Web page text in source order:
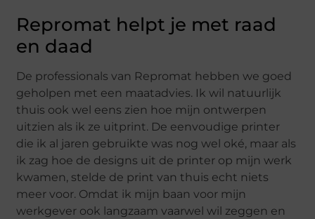
Repromat helpt je met raad
en daad
De professionals van Repromat hebben we goed
geholpen met een maatadvies. Ik wil natuurlijk
thuis ook wel eens zien hoe mijn ontwerpen
uitzien als ik ze uitprint. De eenvoudige printer
die ik al jaren gebruikte was nog wel oké, maar als
ik zag hoe de designs uit de printer op mijn werk
kwamen, stelde de print van thuis echt niets
meer voor. Omdat ik mijn baan voor mijn
werkgever ook langzaam vaarwel wil zeggen en